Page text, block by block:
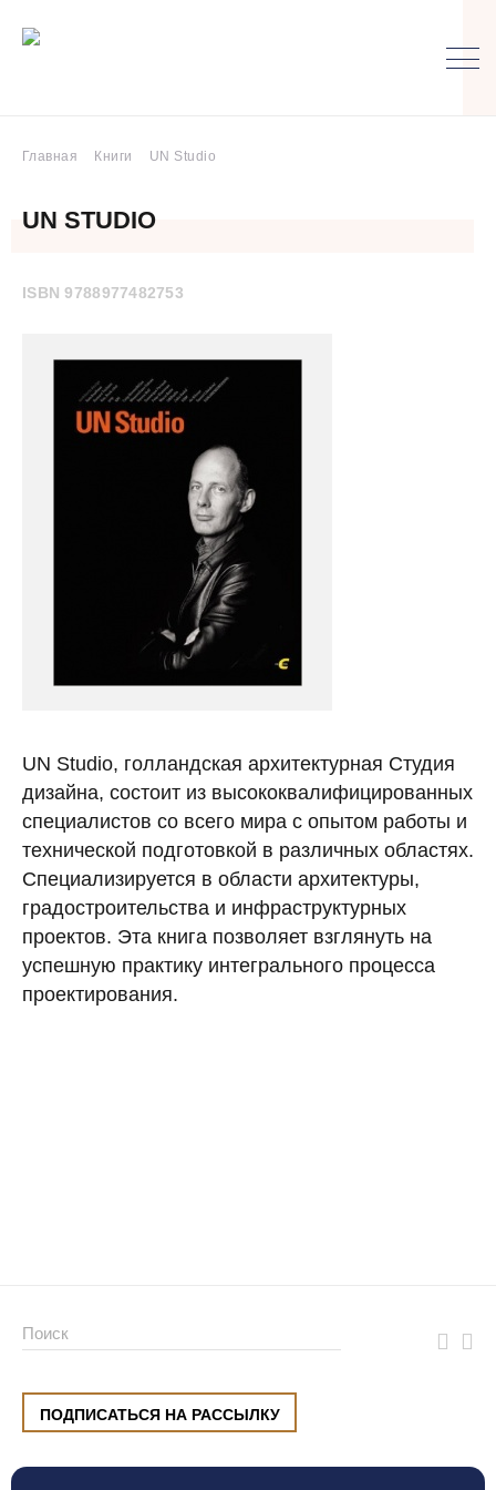
Главная Книги UN Studio
UN STUDIO
ISBN 9788977482753
UN Studio, голландская архитектурная Студия
дизайна, состоит из высококвалифицированных
специалистов со всего мира с опытом работы и
технической подготовкой в различных областях.
Специализируется в области архитектуры,
градостроительства и инфраструктурных
проектов. Эта книга позволяет взглянуть на
успешную практику интегрального процесса
проектирования.
ПОДПИСАТЬСЯ НА РАССЫЛКУ
ул. Малышева, 8, Екатеринбург